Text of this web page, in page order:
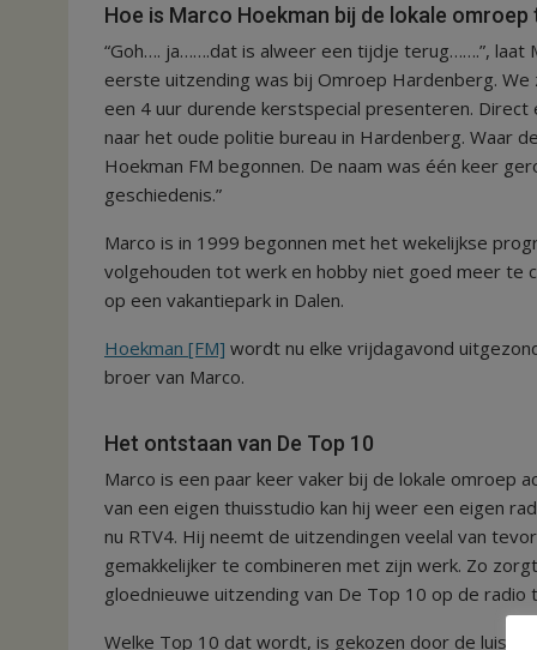
Hoe is Marco Hoekman bij de lokale
“Goh…. ja…….dat is alweer een tijdje terug…….”, laat
eerste uitzending was bij Omroep Hardenberg.
een 4 uur durende kerstspecial presenteren.
naar het oude politie bureau in Hardenberg. Waar
Hoekman FM begonnen. De naam was één keer
geschiedenis.”
Marco is in 1999 begonnen met het wekelijkse
volgehouden tot werk en hobby niet goed meer te
op een vakantiepark in Dalen.
Hoekman [FM] wordt nu elke vrijdagavond
broer van Marco.
Het ontstaan van De Top 10
Marco is een paar keer vaker bij de lokale omroep
van een eigen thuisstudio kan hij weer een eigen
nu RTV4. Hij neemt de uitzendingen veelal van
gemakkelijker te combineren met zijn werk. Zo
gloednieuwe uitzending van De Top 10 op de radio
Welke Top 10 dat wordt, is gekozen door de